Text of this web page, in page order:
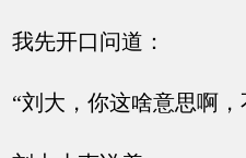
我先开口问道：
“刘大，你这啥意思啊，